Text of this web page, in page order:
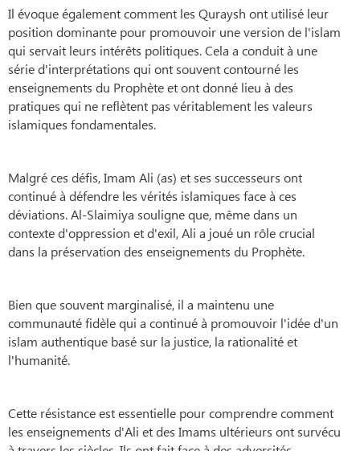
Il évoque également comment les Quraysh ont utilisé leur
position dominante pour promouvoir une version de l'islam
qui servait leurs intérêts politiques. Cela a conduit à une
série d'interprétations qui ont souvent contourné les
enseignements du Prophète et ont donné lieu à des
pratiques qui ne reflètent pas véritablement les valeurs
islamiques fondamentales.
Malgré ces défis, Imam Ali (as) et ses successeurs ont
continué à défendre les vérités islamiques face à ces
déviations. Al-Slaimiya souligne que, même dans un
contexte d'oppression et d'exil, Ali a joué un rôle crucial
dans la préservation des enseignements du Prophète.
Bien que souvent marginalisé, il a maintenu une
communauté fidèle qui a continué à promouvoir l'idée d'un
islam authentique basé sur la justice, la rationalité et
l'humanité.
Cette résistance est essentielle pour comprendre comment
les enseignements d'Ali et des Imams ultérieurs ont survécu